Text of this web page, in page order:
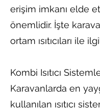
erişim imkanı elde
önemlidir. İşte
ortam ısıtıcıları ile
Kombi Isıtıcı
Karavanlarda en
kullanılan ısıtıcı